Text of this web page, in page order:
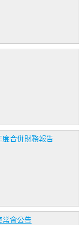
度合併財務報告
常會公告